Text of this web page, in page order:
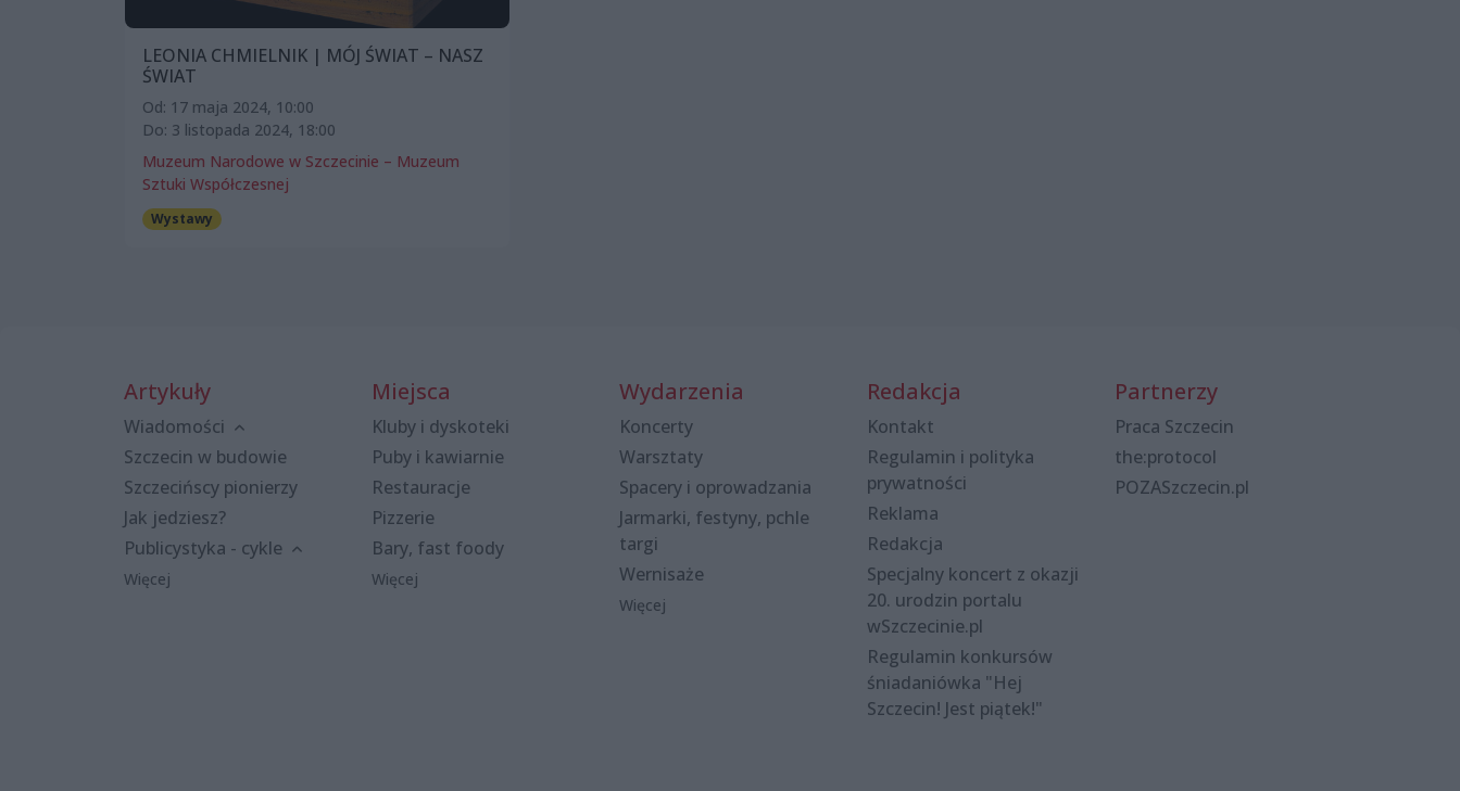
LEONIA CHMIELNIK | MÓJ ŚWIAT – NASZ
ŚWIAT
Od: 17 maja 2024, 10:00
Do: 3 listopada 2024, 18:00
Muzeum Narodowe w Szczecinie – Muzeum
Sztuki Współczesnej
Wystawy
Artykuły
Wiadomości
Szczecin w budowie
Szczecińscy pionierzy
Jak jedziesz?
Publicystyka - cykle
Więcej
Miejsca
Kluby i dyskoteki
Puby i kawiarnie
Restauracje
Pizzerie
Bary, fast foody
Więcej
Wydarzenia
Koncerty
Warsztaty
Spacery i oprowadzania
Jarmarki, festyny, pchle
targi
Wernisaże
Więcej
Redakcja
Kontakt
Regulamin i polityka
prywatności
Reklama
Redakcja
Specjalny koncert z okazji
20. urodzin portalu
wSzczecinie.pl
Regulamin konkursów
śniadaniówka "Hej
Szczecin! Jest piątek!"
Partnerzy
Praca Szczecin
the:protocol
POZASzczecin.pl